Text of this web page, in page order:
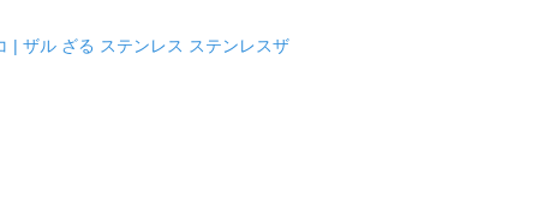
| ザル ざる ステンレス ステンレスザ